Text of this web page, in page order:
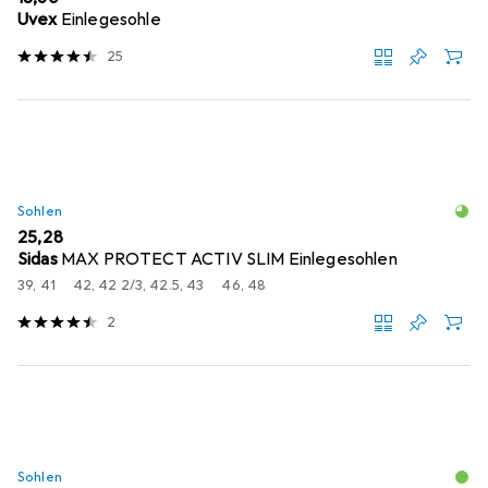
Uvex Einlegesohle
25
Sohlen
EUR
25,28
Sidas MAX PROTECT ACTIV SLIM Einlegesohlen
39, 41 42, 42 2/3, 42.5, 43 46, 48
2
Sohlen